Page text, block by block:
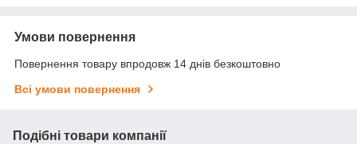
Умови повернення
Повернення товару впродовж 14 днів безкоштовно
Всі умови повернення
Подібні товари компанії